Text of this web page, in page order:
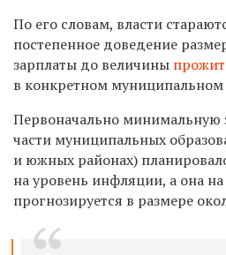
По его словам, власти
постепенное доведение
зарплаты до величины
в конкретном муниципальном
Первоначально минимальную
части муниципальных
и южных районах)
на уровень инфляции, а она
прогнозируется в размере